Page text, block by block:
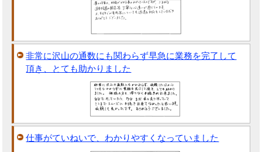
非常に沢山の通数にも関わらず早急に業務を完了して
頂き、とても助かりました
仕事がていねいで、わかりやすくなっていました